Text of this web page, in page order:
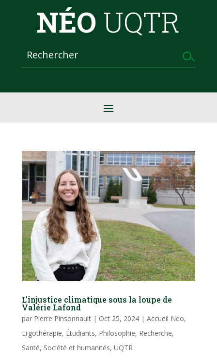
NÉO UQTR
L’injustice climatique sous la loupe de
Valérie Lafond
par Pierre Pinsonnault| Oct 25, 2024| Accueil Néo,
Ergothérapie, Étudiants, Philosophie, Recherche,
Santé, Société et humanités, UQTR